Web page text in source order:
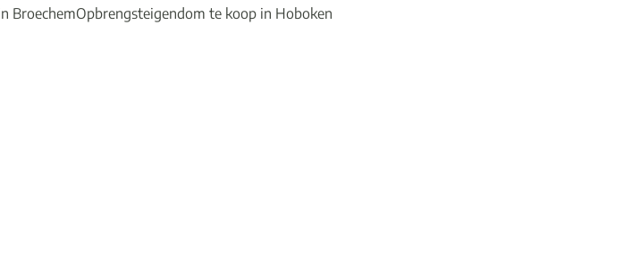
BroechemOpbrengsteigendom te koop in Hoboken